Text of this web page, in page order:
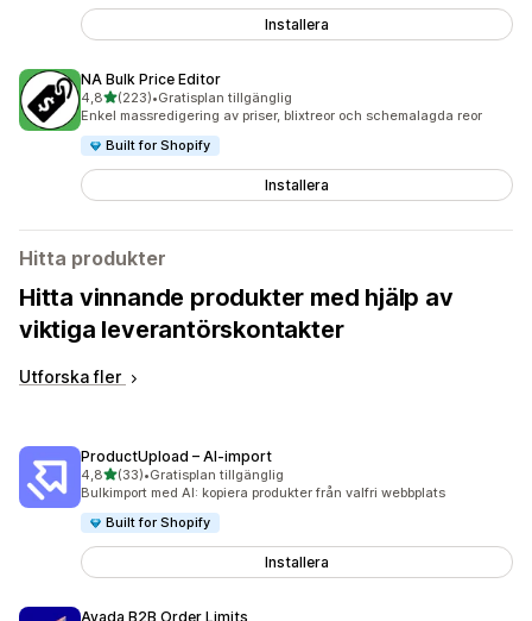
Installera
NA Bulk Price Editor
4,8av 5 stjärnor
(223)
223 recensioner totalt
•Gratisplan tillgänglig
Enkel massredigering av priser, blixtreor och schemalagda reor
Built for Shopify
Installera
Hitta produkter
Hitta vinnande produkter med hjälp av
viktiga leverantörskontakter
Utforska fler
ProductUpload – AI‑import
4,8av 5 stjärnor
(33)
33 recensioner totalt
•Gratisplan tillgänglig
Bulkimport med AI: kopiera produkter från valfri webbplats
Built for Shopify
Installera
Avada B2B Order Limits